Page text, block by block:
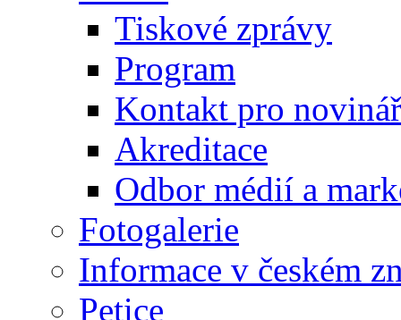
Tiskové zprávy
Program
Kontakt pro
Akreditace
Odbor médií a
Fotogalerie
Informace v českém
Petice